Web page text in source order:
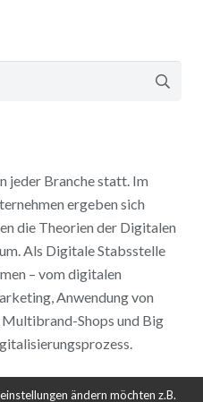
jeder Branche statt. Im
ergeben sich
die Theorien der Digitalen
Als Digitale Stabsstelle
– vom digitalen
Anwendung von
Shops und Big
ändern möchten z.B.